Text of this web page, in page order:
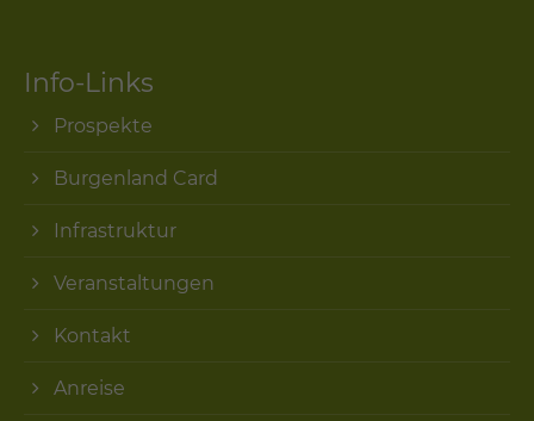
Info-Links
Prospekte
Burgenland Card
Infrastruktur
Veranstaltungen
Kontakt
Anreise